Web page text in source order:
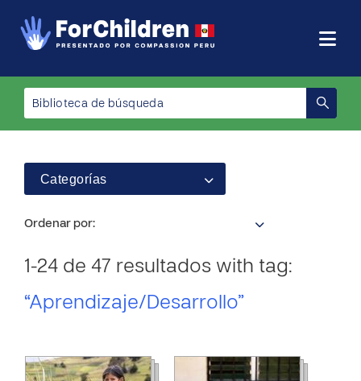
Categorías
Ordenar por:
1-24 de 47 resultados with tag:
“Aprendizaje/Desarrollo”